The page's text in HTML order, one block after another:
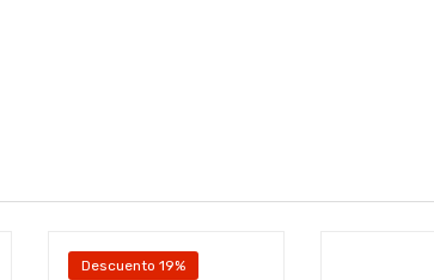
Descuento 19%